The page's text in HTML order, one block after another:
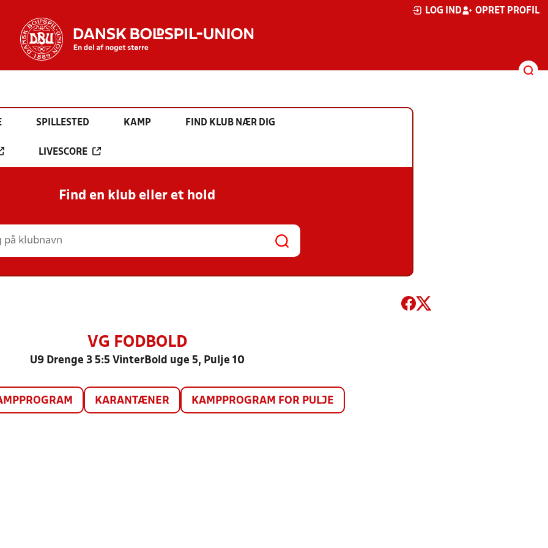
LOG IND OPRET PROFIL
SPILLESTED KAMP FIND KLUB NÆR DIG
LIVESCORE
Find en klub eller et hold
VG FODBOLD
U9 Drenge 3 5:5 VinterBold uge 5, Pulje 10
KARANTÆNER KAMPPROGRAM FOR PULJE